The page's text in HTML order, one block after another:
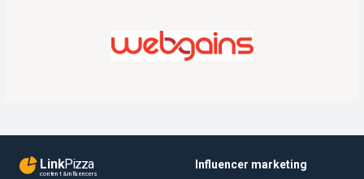
LinkPizza
content & influencers
Influencer marketing